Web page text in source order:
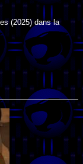
(2025) dans la
(2006) dans la
la liste.